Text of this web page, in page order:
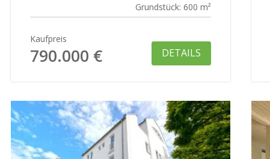
Grundstück: 600 m²
Kaufpreis
790.000 € DETAILS